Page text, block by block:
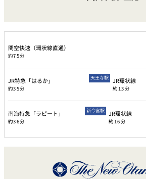
関空快速（環状線直通）
約75分
JR特急「はるか」
約35分
天王寺駅 JR環状線
約13分
南海特急「ラピート」
約36分
新今宮駅 JR環状線
約16分